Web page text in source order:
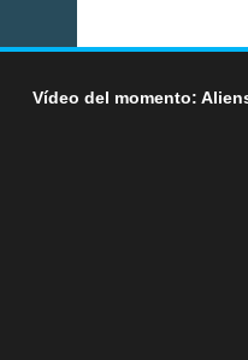
Vídeo del momento: